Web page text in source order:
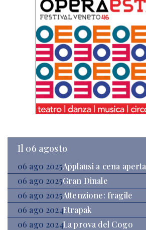
Il 06 agosto
06 ago 2025Applausi a cena aperta
06 ago 2025Gran Dinale
06 ago 2025Attenzione: fragile
06 ago 2024Etrapak
06 ago 2024La prova del Cogo